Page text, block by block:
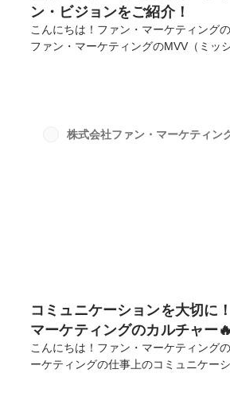
ン・ビジョンをご紹介！
こんにちは！ファン・マーケティング
ファン・マーケティングのMVV（ミッ
は、そもそもミッション・ビジョン・
せんね💦ざっくりまとめると「組織が
株式会社ファン・マーケティン
コミュニケーションを大切に
マーケティングのカルチャー🔥
こんにちは！ファン・マーケティング
ーケティングの仕事上のコミュニケー
拶や返事を始め、全員から声をかけて